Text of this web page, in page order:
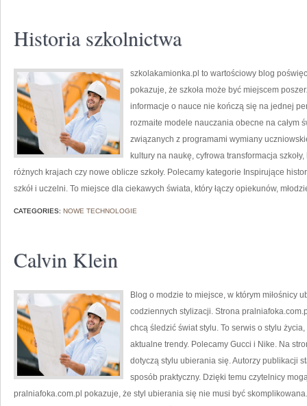
Historia szkolnictwa
szkolakamionka.pl to wartościowy blog
pokazuje, że szkoła może być miejscem
informacje o nauce nie kończą się na jednej
rozmaite modele nauczania obecne na całym
związanych z programami wymiany
kultury na naukę, cyfrowa transformacja
różnych krajach czy nowe oblicze szkoły. Polecamy kategorie Inspirujące
szkół i uczelni. To miejsce dla ciekawych świata, który łączy opiekunów,
CATEGORIES: NOWE TECHNOLOGIE
Calvin Klein
Blog o modzie to miejsce, w którym miłośnicy
codziennych stylizacji. Strona
chcą śledzić świat stylu. To serwis o stylu
aktualne trendy. Polecamy Gucci i Nike. Na
dotyczą stylu ubierania się. Autorzy publikacji
sposób praktyczny. Dzięki temu czytelnicy
pralniafoka.com.pl pokazuje, że styl ubierania się nie musi być